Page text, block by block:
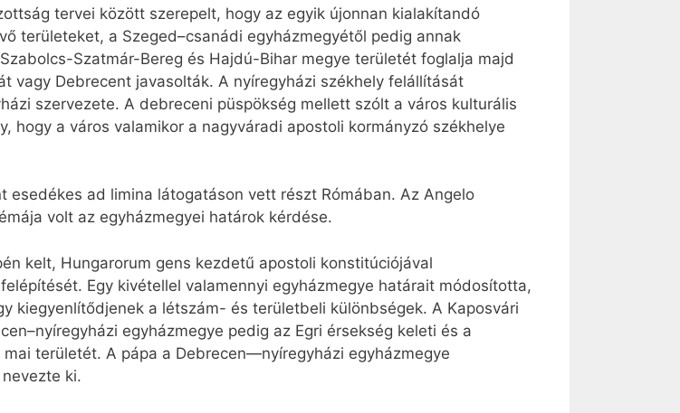
tervei között szerepelt, hogy az egyik újonnan kialakítandó
területeket, a Szeged–csanádi egyházmegyétől pedig annak
Szatmár-Bereg és Hajdú-Bihar megye területét foglalja majd
vagy Debrecent javasolták. A nyíregyházi székhely felállítását
szervezete. A debreceni püspökség mellett szólt a város kulturális
hogy a város valamikor a nagyváradi apostoli kormányzó székhelye
ad limina látogatáson vett részt Rómában. Az Angelo
volt az egyházmegyei határok kérdése.
kelt, Hungarorum gens kezdetű apostoli konstitúciójával
Egy kivétellel valamennyi egyházmegye határait módosította,
kiegyenlítődjenek a létszám- és területbeli különbségek. A Kaposvári
egyházmegye pedig az Egri érsekség keleti és a
területét. A pápa a Debrecen—nyíregyházi egyházmegye
ki.